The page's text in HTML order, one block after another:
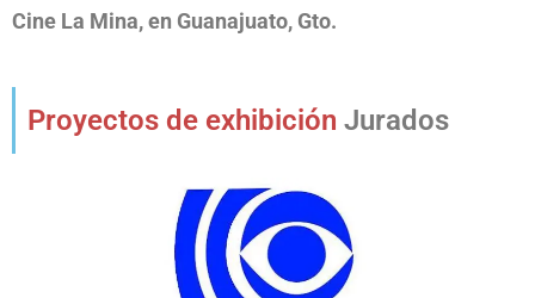
Cine La Mina, en Guanajuato, Gto.
Proyectos de exhibición Jurados